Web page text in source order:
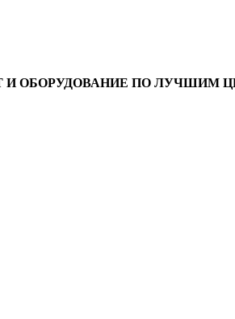
И ОБОРУДОВАНИЕ ПО ЛУЧШИМ